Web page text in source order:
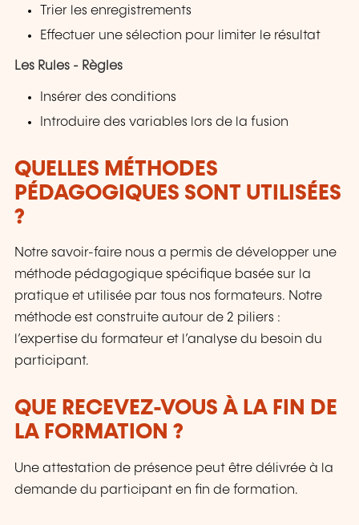
Trier les enregistrements
Effectuer une sélection pour limiter le résultat
Les Rules - Règles
Insérer des conditions
Introduire des variables lors de la fusion
QUELLES MÉTHODES
PÉDAGOGIQUES SONT UTILISÉES
?
Notre savoir-faire nous a permis de développer une
méthode pédagogique spécifique basée sur la
pratique et utilisée par tous nos formateurs. Notre
méthode est construite autour de 2 piliers :
l’expertise du formateur et l’analyse du besoin du
participant.
QUE RECEVEZ-VOUS À LA FIN DE
LA FORMATION ?
Une attestation de présence peut être délivrée à la
demande du participant en fin de formation.